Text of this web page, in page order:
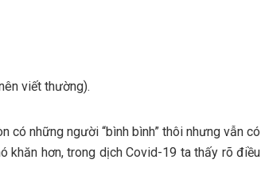
viết thường).
có những người “bình bình” thôi nhưng vẫn có
khăn hơn, trong dịch Covid-19 ta thấy rõ điều